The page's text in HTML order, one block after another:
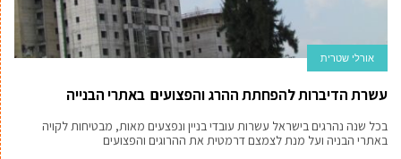
אורלי שטרית
עשרת הדיברות להפחתת ההרג והפצועים באתרי הבנייה
בכל שנה נהרגים בישראל עשרות עובדי בניין ונפצעים מאות, מבטיחות לקויה
באתרי הבניה ועל מנת לצמצם דרמטית את ההרוגים והפצועים